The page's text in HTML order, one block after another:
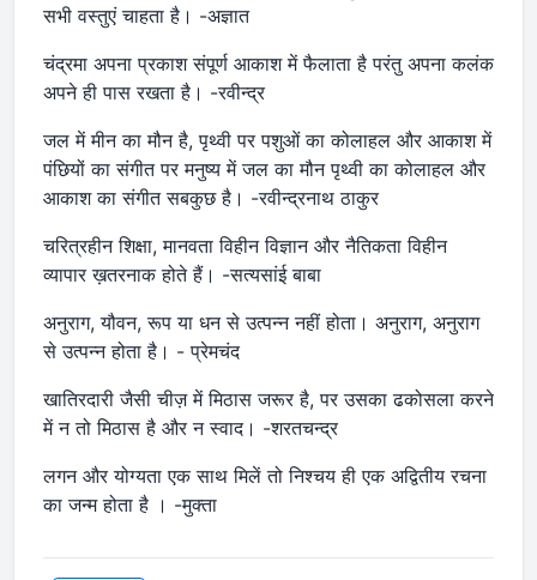
सभी वस्तुएं चाहता है। -अज्ञात
चंद्रमा अपना प्रकाश संपूर्ण आकाश में फैलाता है परंतु अपना कलंक
अपने ही पास रखता है। -रवीन्द्र
जल में मीन का मौन है, पृथ्वी पर पशुओं का कोलाहल और आकाश में
पंछियों का संगीत पर मनुष्य में जल का मौन पृथ्वी का कोलाहल और
आकाश का संगीत सबकुछ है। -रवीन्द्रनाथ ठाकुर
चरित्रहीन शिक्षा, मानवता विहीन विज्ञान और नैतिकता विहीन
व्यापार ख़तरनाक होते हैं। -सत्यसांई बाबा
अनुराग, यौवन, रूप या धन से उत्पन्न नहीं होता। अनुराग, अनुराग
से उत्पन्न होता है। - प्रेमचंद
खातिरदारी जैसी चीज़ में मिठास जरूर है, पर उसका ढकोसला करने
में न तो मिठास है और न स्वाद। -शरतचन्द्र
लगन और योग्यता एक साथ मिलें तो निश्चय ही एक अद्वितीय रचना
का जन्म होता है । -मुक्ता